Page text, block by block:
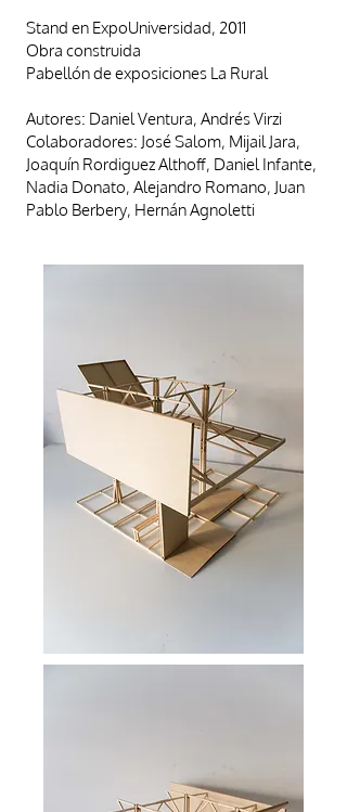
Stand en ExpoUniversidad, 2011
Obra construida
Pabellón de exposiciones La Rural
Autores: Daniel Ventura, Andrés Virzi
Colaboradores: José Salom, Mijail Jara,
Joaquín Rordiguez Althoff, Daniel Infante,
Nadia Donato, Alejandro Romano, Juan
Pablo Berbery, Hernán Agnoletti